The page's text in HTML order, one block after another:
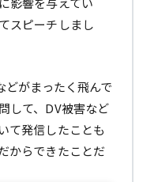
スピーチしまし
がまったく飛んで
して、DV被害など
て発信したことも
からできたことだ